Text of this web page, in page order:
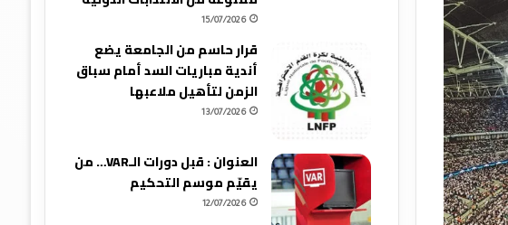
15/07/2026
قرار حاسم من الجامعة يضع
أندية مباريات السد أمام سباق
الزمن لتأهيل ملاعبها
13/07/2026
العنوان : قبل دورات الـVAR… من
يقيّم موسم التحكيم
12/07/2026